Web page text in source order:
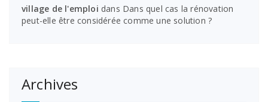
village de l'emploi dans Dans quel cas la rénovation
peut-elle être considérée comme une solution ?
Archives